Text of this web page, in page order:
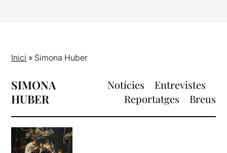
Inici » Simona Huber
SIMONA
HUBER
Notícies
Entrevistes
Reportatges
Breus